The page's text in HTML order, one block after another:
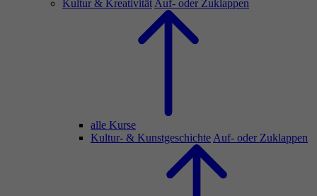
Kultur & Kreativität Auf- oder Zuklappen
alle Kurse
Kultur- & Kunstgeschichte Auf- oder Zuklappen